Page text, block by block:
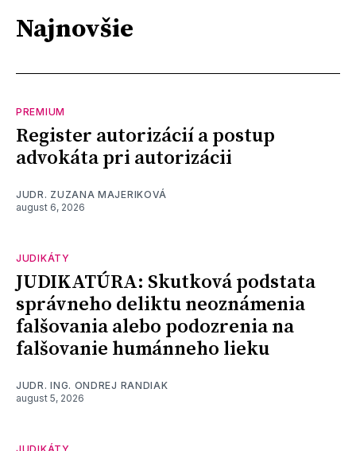
Najnovšie
PREMIUM
Register autorizácií a postup
advokáta pri autorizácii
JUDR. ZUZANA MAJERIKOVÁ
august 6, 2026
JUDIKÁTY
JUDIKATÚRA: Skutková podstata
správneho deliktu neoznámenia
falšovania alebo podozrenia na
falšovanie humánneho lieku
JUDR. ING. ONDREJ RANDIAK
august 5, 2026